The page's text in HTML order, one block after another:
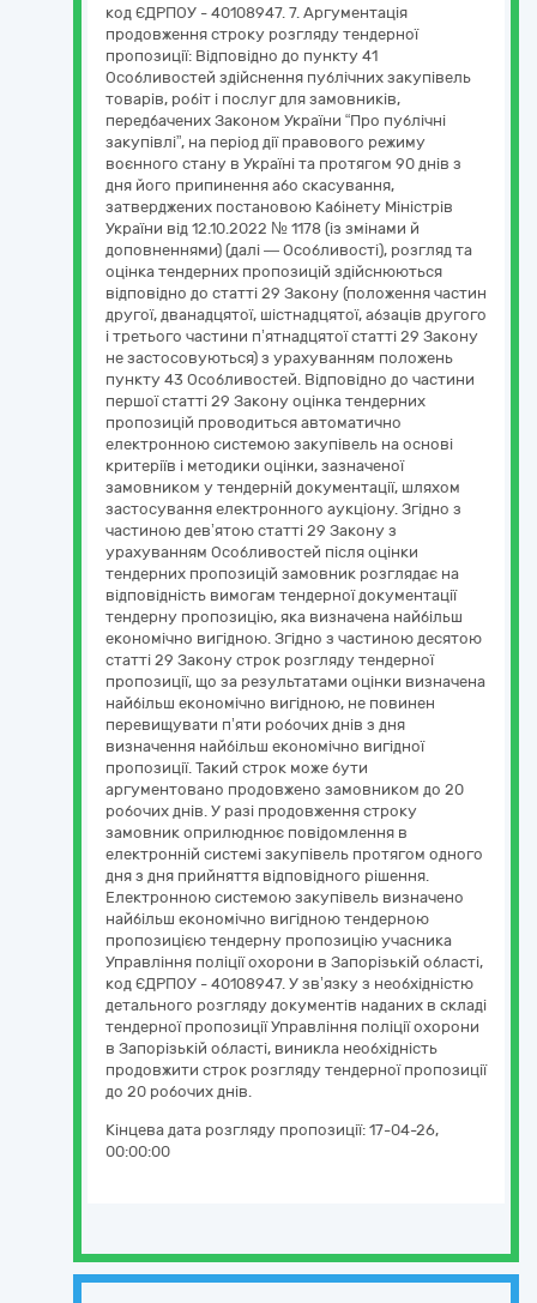
код ЄДРПОУ - 40108947. 7. Аргументація
продовження строку розгляду тендерної
пропозиції: Відповідно до пункту 41
Особливостей здійснення публічних закупівель
товарів, робіт і послуг для замовників,
передбачених Законом України “Про публічні
закупівлі”, на період дії правового режиму
воєнного стану в Україні та протягом 90 днів з
дня його припинення або скасування,
затверджених постановою Кабінету Міністрів
України від 12.10.2022 № 1178 (із змінами й
доповненнями) (далі — Особливості), розгляд та
оцінка тендерних пропозицій здійснюються
відповідно до статті 29 Закону (положення частин
другої, дванадцятої, шістнадцятої, абзаців другого
і третього частини п’ятнадцятої статті 29 Закону
не застосовуються) з урахуванням положень
пункту 43 Особливостей. Відповідно до частини
першої статті 29 Закону оцінка тендерних
пропозицій проводиться автоматично
електронною системою закупівель на основі
критеріїв і методики оцінки, зазначеної
замовником у тендерній документації, шляхом
застосування електронного аукціону. Згідно з
частиною дев’ятою статті 29 Закону з
урахуванням Особливостей після оцінки
тендерних пропозицій замовник розглядає на
відповідність вимогам тендерної документації
тендерну пропозицію, яка визначена найбільш
економічно вигідною. Згідно з частиною десятою
статті 29 Закону строк розгляду тендерної
пропозиції, що за результатами оцінки визначена
найбільш економічно вигідною, не повинен
перевищувати п’яти робочих днів з дня
визначення найбільш економічно вигідної
пропозиції. Такий строк може бути
аргументовано продовжено замовником до 20
робочих днів. У разі продовження строку
замовник оприлюднює повідомлення в
електронній системі закупівель протягом одного
дня з дня прийняття відповідного рішення.
Електронною системою закупівель визначено
найбільш економічно вигідною тендерною
пропозицією тендерну пропозицію учасника
Управління поліції охорони в Запорізькій області,
код ЄДРПОУ - 40108947. У зв’язку з необхідністю
детального розгляду документів наданих в складі
тендерної пропозиції Управління поліції охорони
в Запорізькій області, виникла необхідність
продовжити строк розгляду тендерної пропозиції
до 20 робочих днів.
Кінцева дата розгляду пропозиції: 17-04-26,
00:00:00